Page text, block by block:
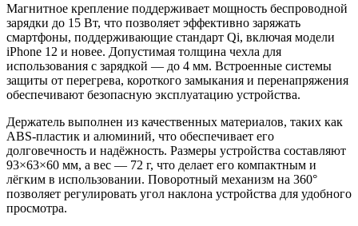
Магнитное крепление поддерживает мощность беспроводной
зарядки до 15 Вт, что позволяет эффективно заряжать
смартфоны, поддерживающие стандарт Qi, включая модели
iPhone 12 и новее. Допустимая толщина чехла для
использования с зарядкой — до 4 мм. Встроенные системы
защиты от перегрева, короткого замыкания и перенапряжения
обеспечивают безопасную эксплуатацию устройства.
Держатель выполнен из качественных материалов, таких как
ABS-пластик и алюминий, что обеспечивает его
долговечность и надёжность. Размеры устройства составляют
93×63×60 мм, а вес — 72 г, что делает его компактным и
лёгким в использовании. Поворотный механизм на 360°
позволяет регулировать угол наклона устройства для удобного
просмотра.